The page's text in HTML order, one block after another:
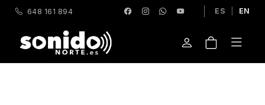
648 161 894 ES EN